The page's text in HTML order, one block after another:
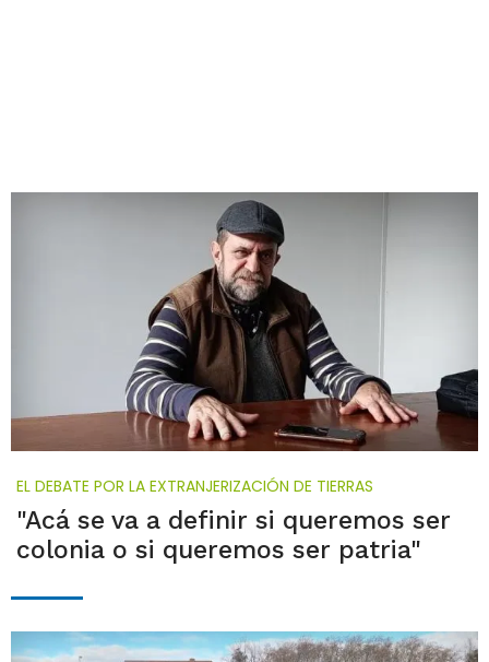
EL DEBATE POR LA EXTRANJERIZACIÓN DE TIERRAS
"Acá se va a definir si queremos ser
colonia o si queremos ser patria"